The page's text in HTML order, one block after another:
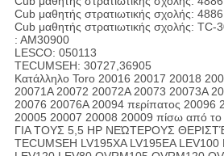
Cub μαθητής στρατιωτικής σχολής:
Cub μαθητής στρατιωτικής σχολής: TC-
: AM30900
LESCO: 050113
TECUMSEH: 30727,36905
Κατάλληλο Toro 20016 20017 20018
20071A 20072 20072A 20073 20073A
20076 20076A 20094 περίπατος 20096
20005 20007 20008 20009 πίσω από το
ΓΙΑ ΤΟΥΣ 5,5 HP ΝΕΏΤΕΡΟΥΣ
TECUMSEH LV195XA LV195EA LEV100